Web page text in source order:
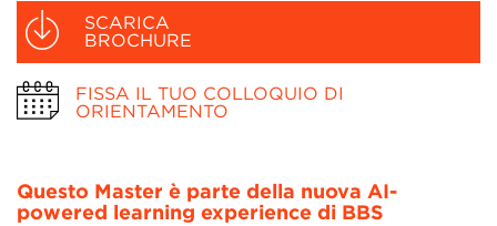
SCARICA
BROCHURE
FISSA IL TUO COLLOQUIO DI
ORIENTAMENTO
Questo Master è parte della nuova AI-
powered learning experience di BBS